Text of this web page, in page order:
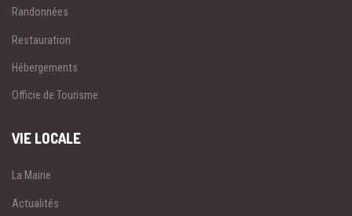
Randonnées
Restauration
Hébergements
Officie de Tourisme
VIE LOCALE
La Mairie
Actualités